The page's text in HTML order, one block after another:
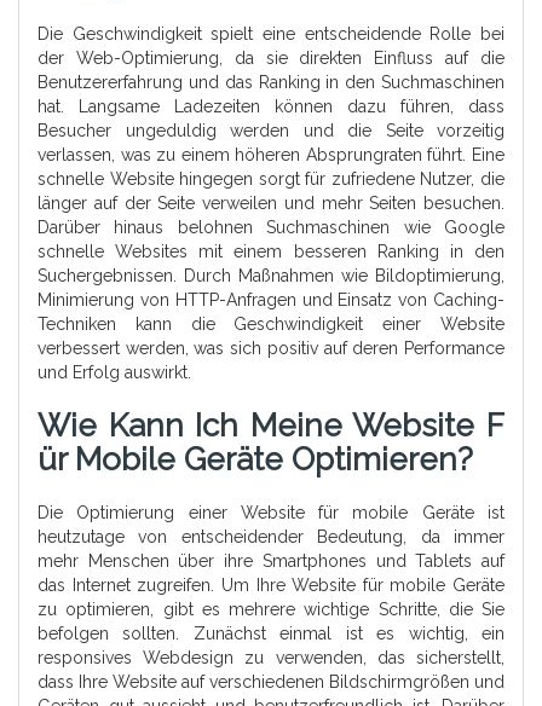
Die Geschwindigkeit spielt eine entscheidende Rolle bei
der Web-Optimierung, da sie direkten Einfluss auf die
Benutzererfahrung und das Ranking in den Suchmaschinen
hat. Langsame Ladezeiten können dazu führen, dass
Besucher ungeduldig werden und die Seite vorzeitig
verlassen, was zu einem höheren Absprungraten führt. Eine
schnelle Website hingegen sorgt für zufriedene Nutzer, die
länger auf der Seite verweilen und mehr Seiten besuchen.
Darüber hinaus belohnen Suchmaschinen wie Google
schnelle Websites mit einem besseren Ranking in den
Suchergebnissen. Durch Maßnahmen wie Bildoptimierung,
Minimierung von HTTP-Anfragen und Einsatz von Caching-
Techniken kann die Geschwindigkeit einer Website
verbessert werden, was sich positiv auf deren Performance
und Erfolg auswirkt.
Wie Kann Ich Meine Website F
Ür Mobile Geräte Optimieren?
Die Optimierung einer Website für mobile Geräte ist
heutzutage von entscheidender Bedeutung, da immer
mehr Menschen über ihre Smartphones und Tablets auf
das Internet zugreifen. Um Ihre Website für mobile Geräte
zu optimieren, gibt es mehrere wichtige Schritte, die Sie
befolgen sollten. Zunächst einmal ist es wichtig, ein
responsives Webdesign zu verwenden, das sicherstellt,
dass Ihre Website auf verschiedenen Bildschirmgrößen und